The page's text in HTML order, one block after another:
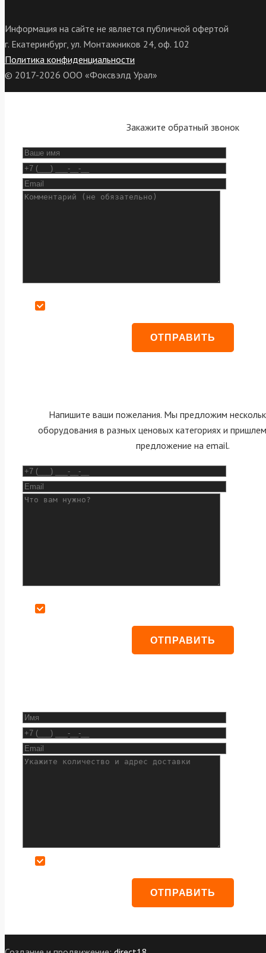
Информация на сайте не является публичной офертой
г. Екатеринбург, ул. Монтажников 24, оф. 102
Политика конфиденциальности
© 2017-2026 ООО «Фоксвэлд Урал»
Закажите обратный звонок
Напишите ваши пожелания. Мы предложим
оборудования в разных ценовых категориях и
предложение на email.